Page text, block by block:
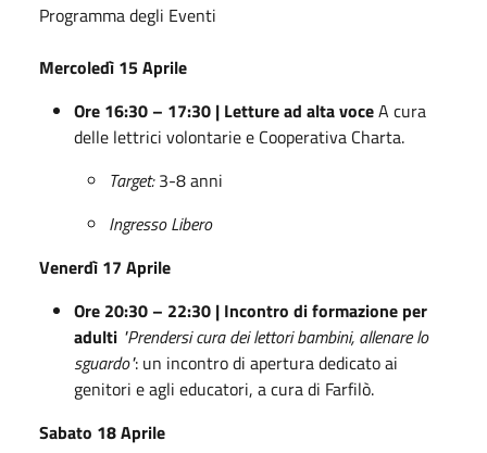
Programma degli Eventi
Mercoledì 15 Aprile
Ore 16:30 – 17:30 | Letture ad alta voceA cura
delle lettrici volontarie e Cooperativa Charta.
Target:3-8 anni
Ingresso Libero
Venerdì 17 Aprile
Ore 20:30 – 22:30 | Incontro di formazione per
adulti "Prendersi cura dei lettori bambini, allenare lo
sguardo": un incontro di apertura dedicato ai
genitori e agli educatori, a cura di Farfilò.
Sabato 18 Aprile